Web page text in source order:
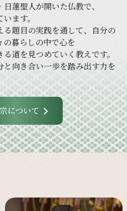
日蓮聖人が開いた仏教で、
います。
る題目の実践を通して、
自分の
の暮らしの中で心を
る道を見つめていく 教えです。
と向き合い一歩を踏み出す力を
について